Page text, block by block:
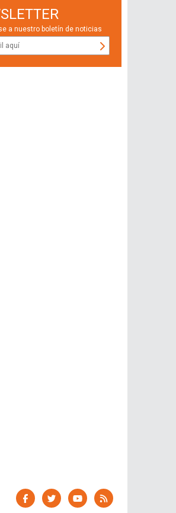
a nuestro boletín de noticias